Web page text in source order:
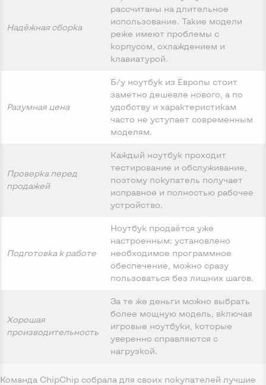
Надёжная сборка
рассчитаны на длительное
использование. Такие модели
реже имеют проблемы с
корпусом, охлаждением и
клавиатурой.
Разумная цена
Б/у ноутбук из Европы стоит
заметно дешевле нового, а по
удобству и характеристикам
часто не уступает современным
моделям.
Проверка перед
продажей
Каждый ноутбук проходит
тестирование и обслуживание,
поэтому покупатель получает
исправное и полностью рабочее
устройство.
Подготовка к работе
Ноутбук продаётся уже
настроенным: установлено
необходимое программное
обеспечение, можно сразу
пользоваться без лишних шагов.
Хорошая
производительность
За те же деньги можно выбрать
более мощную модель, включая
игровые ноутбуки, которые
уверенно справляются с
нагрузкой.
Команда ChipChip собрала для своих покупателей лучшие